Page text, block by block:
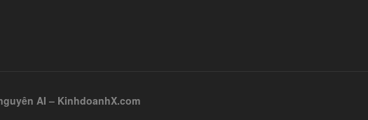
AI – KinhdoanhX.com